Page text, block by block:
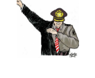
WN
DEPOK